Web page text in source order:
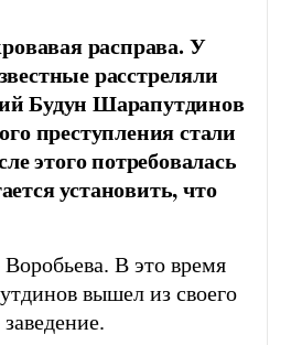
расправа. У
расстреляли
Будун Шарапутдинов
преступления стали
этого потребовалась
установить, что
В это время
вышел из своего